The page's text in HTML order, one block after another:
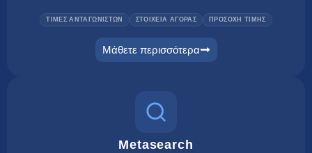
ΤΙΜΕΣ ΑΝΤΑΓΩΝΙΣΤΩΝ ΣΤΟΙΧΕΙΑ ΑΓΟΡΑΣ ΠΡΟΣΟΧΗ ΤΙΜΗΣ
Μάθετε περισσότερα
rate checker
Metasearch